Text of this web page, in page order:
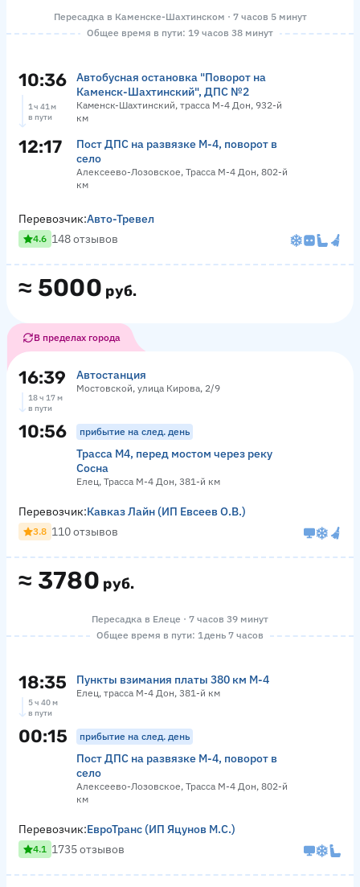
Пересадка в Каменске-Шахтинском · 7 часов 5 минут
Общее время в пути: 19 часов 38 минут
10:36
Автобусная остановка "Поворот на
Каменск-Шахтинский", ДПС №2
Каменск-Шахтинский, трасса М-4 Дон, 932-й
км
1 ч 41 м
в пути
12:17
Пост ДПС на развязке М-4, поворот в
село
Алексеево-Лозовское, Трасса М-4 Дон, 802-й
км
≈ 5000 руб.
Перевозчик:Авто-Тревел
4.6 148 отзывов
В пределах города
16:39 Автостанция
Мостовской, улица Кирова, 2/9
18 ч 17 м
в пути
10:56 прибытие на след. день
Трасса М4, перед мостом через реку
Сосна
Елец, Трасса М-4 Дон, 381-й км
≈ 3780 руб.
Перевозчик:Кавказ Лайн (ИП Евсеев О.В.)
3.8 110 отзывов
Пересадка в Елеце · 7 часов 39 минут
Общее время в пути: 1 день 7 часов
18:35 Пункты взимания платы 380 км М-4
Елец, трасса М-4 Дон, 381-й км
5 ч 40 м
в пути
00:15 прибытие на след. день
Пост ДПС на развязке М-4, поворот в
село
Алексеево-Лозовское, Трасса М-4 Дон, 802-й
км
Перевозчик:ЕвроТранс (ИП Яцунов М.С.)
4.1 1735 отзывов